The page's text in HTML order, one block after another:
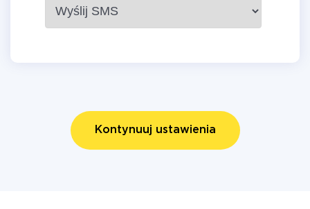
Kontynuuj ustawienia